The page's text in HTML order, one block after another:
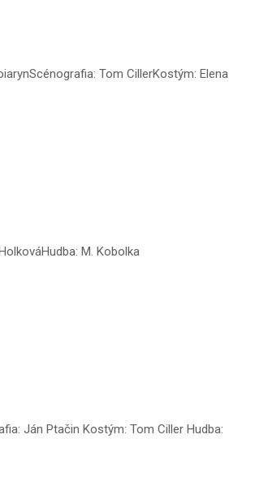
Tom CillerKostým: Elena
M. Kobolka
Ján Ptačin Kostým: Tom Ciller Hudba: